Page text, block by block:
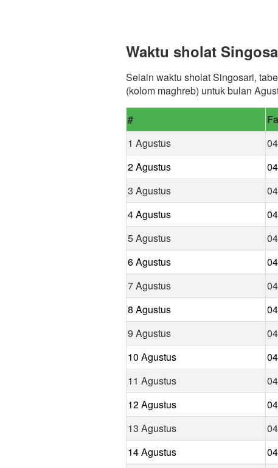
Waktu sholat
Selain waktu sholat Singosari,
(kolom maghreb) untuk bulan
#
1 Agustus
2 Agustus
3 Agustus
4 Agustus
5 Agustus
6 Agustus
7 Agustus
8 Agustus
9 Agustus
10 Agustus
11 Agustus
12 Agustus
13 Agustus
14 Agustus